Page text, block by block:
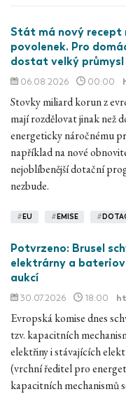
Stát má nový recept
povolenek. Pro
dostat velký průmysl
06.08.2026 00:00
Stovky miliard korun z
mají rozdělovat jinak než
energeticky náročnému
například na nové
nejoblíbenější dotační
nezbude.
# EU # EMISE #
Potvrzeno: Brusel
elektrárny a
aukcí
30.07.2026 18:00
Evropská komise dnes
tzv. kapacitních
elektřiny i stávajících
(vrchní ředitel pro
kapacitních mechanismů